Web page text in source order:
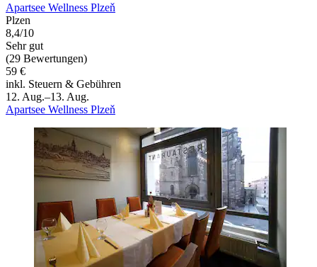
Apartsee Wellness Plzeň
Plzen
8,4/10
Sehr gut
(29 Bewertungen)
59 €
inkl. Steuern & Gebühren
12. Aug.–13. Aug.
Apartsee Wellness Plzeň